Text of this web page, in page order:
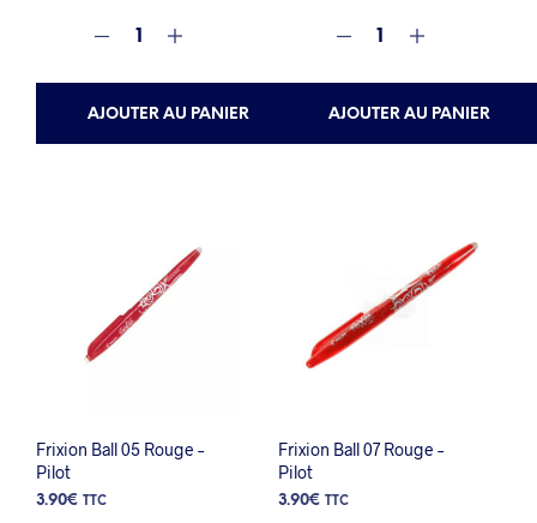
AJOUTER AU PANIER AJOUTER AU PANIER
Frixion Ball 05 Rouge –
Pilot
3.90€ TTC
Frixion Ball 07 Rouge –
Pilot
3.90€ TTC